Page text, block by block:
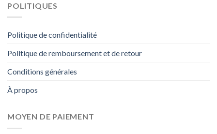
POLITIQUES
Politique de confidentialité
Politique de remboursement et de retour
Conditions générales
À propos
MOYEN DE PAIEMENT